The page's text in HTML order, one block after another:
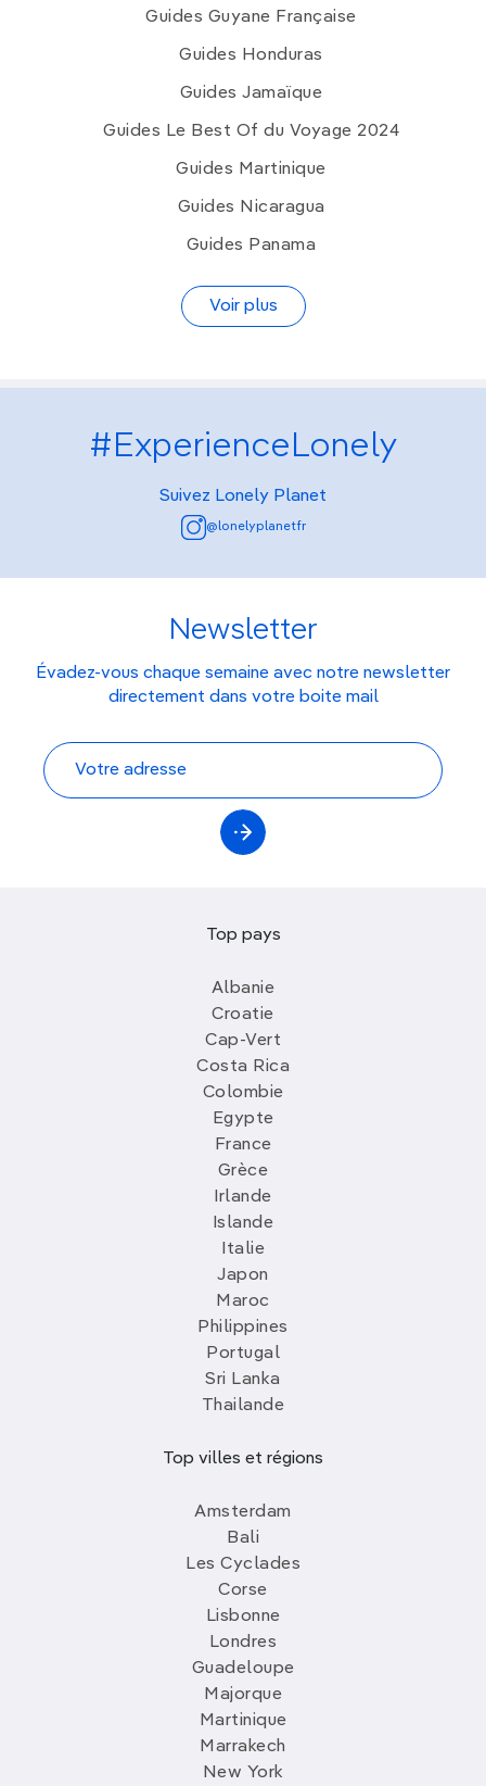
Guides Guyane Française
Guides Honduras
Guides Jamaïque
Guides Le Best Of du Voyage 2024
Guides Martinique
Guides Nicaragua
Guides Panama
Voir plus
#ExperienceLonely
Suivez Lonely Planet
@lonelyplanetfr
Newsletter
Évadez-vous chaque semaine avec notre newsletter
directement dans votre boite mail
Top pays
Albanie
Croatie
Cap-Vert
Costa Rica
Colombie
Egypte
France
Grèce
Irlande
Islande
Italie
Japon
Maroc
Philippines
Portugal
Sri Lanka
Thailande
Top villes et régions
Amsterdam
Bali
Les Cyclades
Corse
Lisbonne
Londres
Guadeloupe
Majorque
Martinique
Marrakech
New York